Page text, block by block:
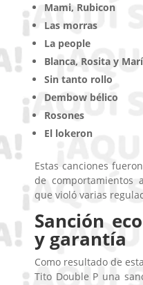
Mami, Rubicon
Las morras
La people
Blanca, Rosita y
Sin tanto rollo
Dembow bélico
Rosones
El lokeron
Estas canciones
de comportamientos
que violó varias
Sanción
y garantía
Como resultado de
Tito Double P una